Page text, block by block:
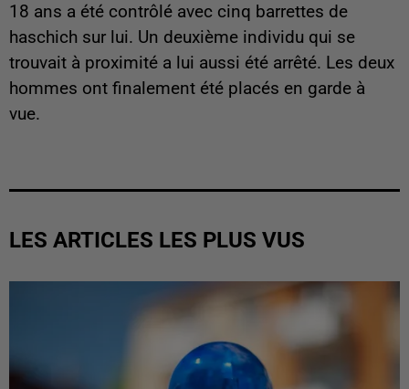
18 ans a été contrôlé avec cinq barrettes de
haschich sur lui. Un deuxième individu qui se
trouvait à proximité a lui aussi été arrêté. Les deux
hommes ont finalement été placés en garde à
vue.
LES ARTICLES LES PLUS VUS